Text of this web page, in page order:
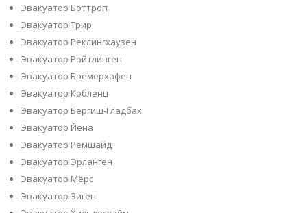
Эвакуатор Боттроп
Эвакуатор Трир
Эвакуатор Реклингхаузен
Эвакуатор Ройтлинген
Эвакуатор Бремерхафен
Эвакуатор Кобленц
Эвакуатор Бергиш-Гладбах
Эвакуатор Йена
Эвакуатор Ремшайд
Эвакуатор Эрланген
Эвакуатор Мёрс
Эвакуатор Зиген